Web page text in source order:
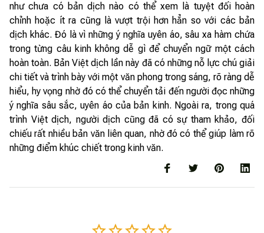
như chưa có bản dịch nào có thể xem là tuyệt đối hoàn
chỉnh hoặc ít ra cũng là vượt trội hơn hẳn so với các bản
dịch khác. Đó là vì những ý nghĩa uyên áo, sâu xa hàm chứa
trong từng câu kinh không dễ gì để chuyển ngữ một cách
hoàn toàn. Bản Việt dịch lần này đã có những nỗ lực chú giải
chi tiết và trình bày với một văn phong trong sáng, rõ ràng dễ
hiểu, hy vọng nhờ đó có thể chuyển tải đến người đọc những
ý nghĩa sâu sắc, uyên áo của bản kinh. Ngoài ra, trong quá
trình Việt dịch, người dịch cũng đã có sự tham khảo, đối
chiếu rất nhiều bản văn liên quan, nhờ đó có thể giúp làm rõ
những điểm khúc chiết trong kinh văn.